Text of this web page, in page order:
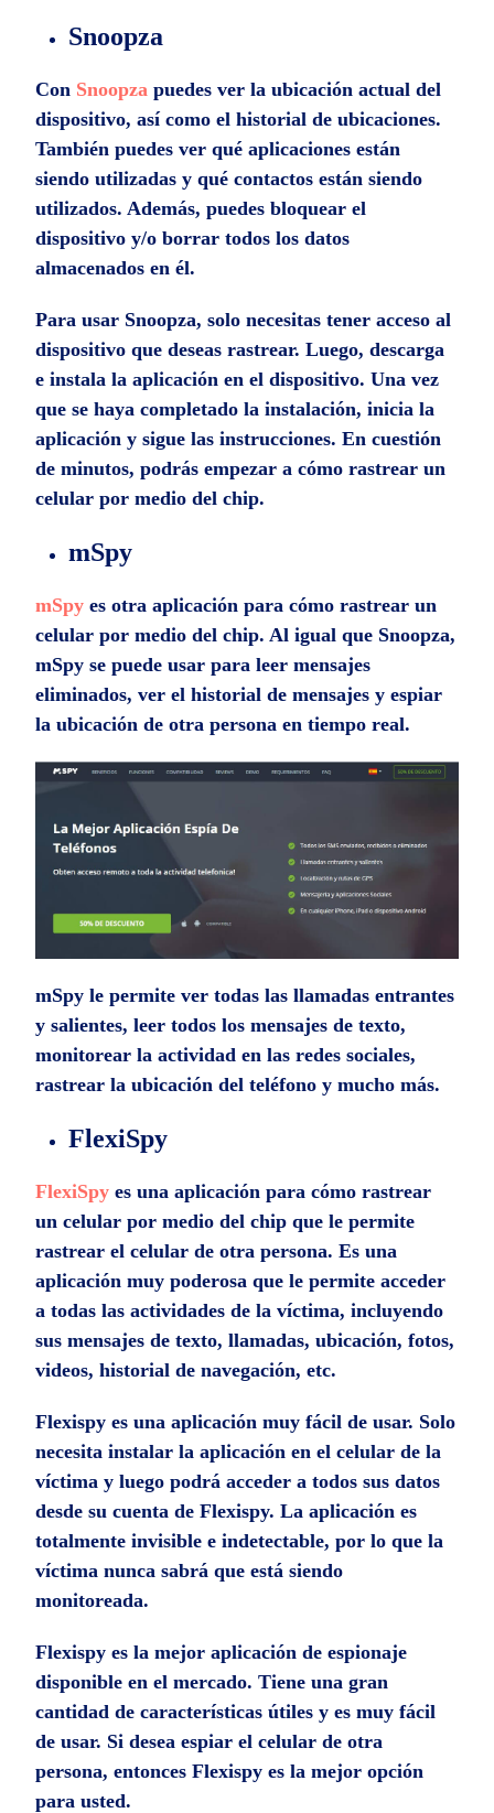
Snoopza
Con Snoopza puedes ver la ubicación actual del
dispositivo, así como el historial de ubicaciones.
También puedes ver qué aplicaciones están
siendo utilizadas y qué contactos están siendo
utilizados. Además, puedes bloquear el
dispositivo y/o borrar todos los datos
almacenados en él.
Para usar Snoopza, solo necesitas tener acceso al
dispositivo que deseas rastrear. Luego, descarga
e instala la aplicación en el dispositivo. Una vez
que se haya completado la instalación, inicia la
aplicación y sigue las instrucciones. En cuestión
de minutos, podrás empezar a cómo rastrear un
celular por medio del chip.
mSpy
mSpy es otra aplicación para cómo rastrear un
celular por medio del chip. Al igual que Snoopza,
mSpy se puede usar para leer mensajes
eliminados, ver el historial de mensajes y espiar
la ubicación de otra persona en tiempo real.
mSpy le permite ver todas las llamadas entrantes
y salientes, leer todos los mensajes de texto,
monitorear la actividad en las redes sociales,
rastrear la ubicación del teléfono y mucho más.
FlexiSpy
FlexiSpy es una aplicación para cómo rastrear
un celular por medio del chip que le permite
rastrear el celular de otra persona. Es una
aplicación muy poderosa que le permite acceder
a todas las actividades de la víctima, incluyendo
sus mensajes de texto, llamadas, ubicación, fotos,
videos, historial de navegación, etc.
Flexispy es una aplicación muy fácil de usar. Solo
necesita instalar la aplicación en el celular de la
víctima y luego podrá acceder a todos sus datos
desde su cuenta de Flexispy. La aplicación es
totalmente invisible e indetectable, por lo que la
víctima nunca sabrá que está siendo
monitoreada.
Flexispy es la mejor aplicación de espionaje
disponible en el mercado. Tiene una gran
cantidad de características útiles y es muy fácil
de usar. Si desea espiar el celular de otra
persona, entonces Flexispy es la mejor opción
para usted.